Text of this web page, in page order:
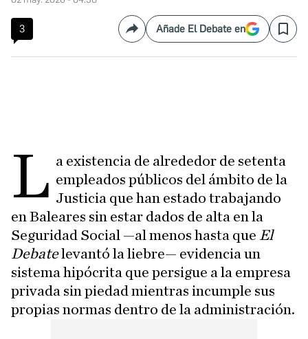
3 CompartirAñade El Debate en Save
L a existencia de alrededor de setenta
empleados públicos del ámbito de la
Justicia que han estado trabajando
en Baleares sin estar dados de alta en la
Seguridad Social —al menos hasta que El
Debatelevantó la liebre— evidencia un
sistema hipócrita que persigue a la empresa
privada sin piedad mientras incumple sus
propias normas dentro de la administración.